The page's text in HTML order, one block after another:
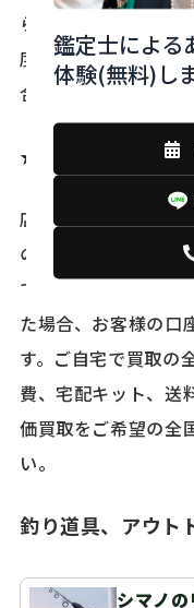
ら簡易査定 店頭買
度の目安金額をお伝
合など手軽にお使え
★宅配査定★
店舗まで遠い・お店
の送料・手数料無料
て店舗へ送り鑑定（
た場合、お客様の口
す。ご自宅で買取の
費、宅配キット、送
価買取をご希望の全
い。
釣り道具、アウト
シマノ
鑑定士による
体験(無料)し